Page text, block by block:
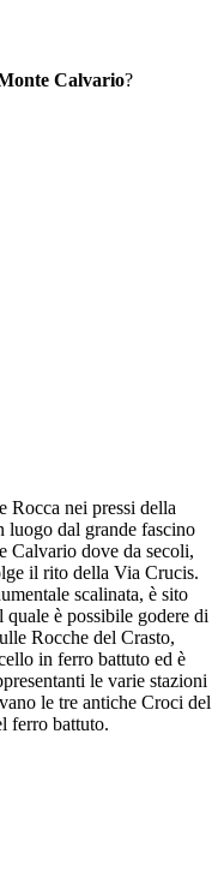
Calvario?
Rocca nei pressi della
dal grande fascino
Calvario dove da secoli,
il rito della Via Crucis.
scalinata, è sito
è possibile godere di
Rocche del Crasto,
in ferro battuto ed è
le varie stazioni
le tre antiche Croci del
ferro battuto.